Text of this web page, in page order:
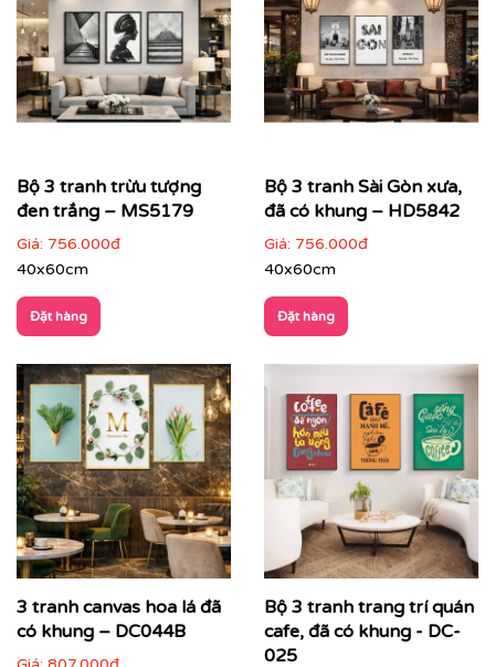
Với công nghệ in hiện đại, chúng tôi đảm bảo tái tạo lại
Printek còn hỗ trợ tư vấn miễn phí để giúp bạn chọn
được bức tranh phù hợp nhất với không gian và sở
thích của mình. Đặc biệt, chúng tôi còn cung cấp dịch
vụ vận chuyển trên toàn quốc, giúp bạn tiết kiệm thời
gian và công sức.
Bộ 3 tranh trừu tượng
đen trắng – MS5179
Giá: 756.000đ
40x60cm
Đặt hàng
Bộ 3 tranh Sài Gòn xưa,
đã có khung – HD5842
Giá: 756.000đ
40x60cm
Đặt hàng
3 tranh canvas hoa lá đã
có khung – DC044B
Bộ 3 tranh trang trí quán
cafe, đã có khung - DC-
025